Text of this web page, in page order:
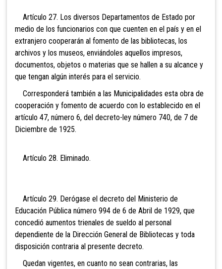
Artículo 27. Los diversos Departamentos de Estado por
medio de los funcionarios con que cuenten en el país y en el
extranjero cooperarán al fomento de las bibliotecas, los
archivos y los museos, enviándoles aquellos impresos,
documentos, objetos o materias que se hallen a su alcance y
que tengan algún interés para el servicio.
Corresponderá también a las Municipalidades esta obra de
cooperación y fomento de acuerdo con lo establecido en el
artículo 47, número 6, del decreto-ley número 740, de 7 de
Diciembre de 1925.
Artículo 28. Eliminado.
Artículo 29. Derógase el decreto del Ministerio de
Educación Pública número 994 de 6 de Abril de 1929, que
concedió aumentos trienales de sueldo al personal
dependiente de la Dirección General de Bibliotecas y toda
disposición contraria al presente decreto.
Quedan vigentes, en cuanto no sean contrarias, las